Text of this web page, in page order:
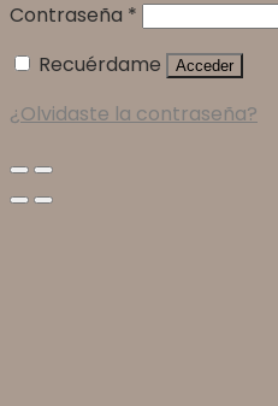
Contraseña *
Recuérdame
Acceder
¿Olvidaste la contraseña?